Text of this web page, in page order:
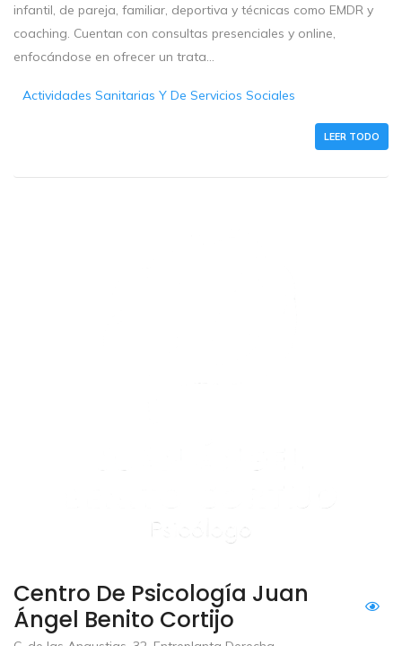
infantil, de pareja, familiar, deportiva y técnicas como EMDR y
coaching. Cuentan con consultas presenciales y online,
enfocándose en ofrecer un trata...
Actividades Sanitarias Y De Servicios Sociales
LEER TODO
Centro De Psicología Juan
Ángel Benito Cortijo